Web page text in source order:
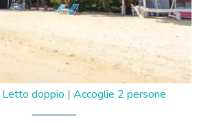
Letto doppio | Accoglie 2 persone